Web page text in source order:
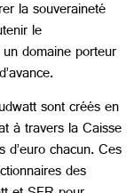
la souveraineté
le
domaine porteur
sont créés en
à travers la Caisse
chacun. Ces
des